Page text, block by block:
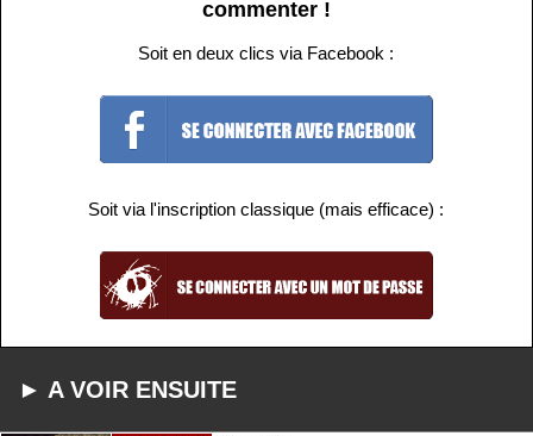
commenter !
Soit en deux clics via Facebook :
Soit via l'inscription classique (mais efficace) :
► A VOIR ENSUITE